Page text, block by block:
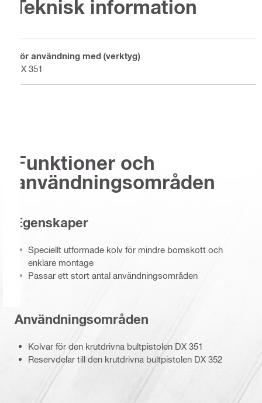
Teknisk information
För användning med (verktyg)
DX 351
Funktioner och
användningsområden
Egenskaper
Speciellt utformade kolv för mindre bomskott och
enklare montage
Passar ett stort antal användningsområden
Användningsområden
Kolvar för den krutdrivna bultpistolen DX 351
Reservdelar till den krutdrivna bultpistolen DX 352